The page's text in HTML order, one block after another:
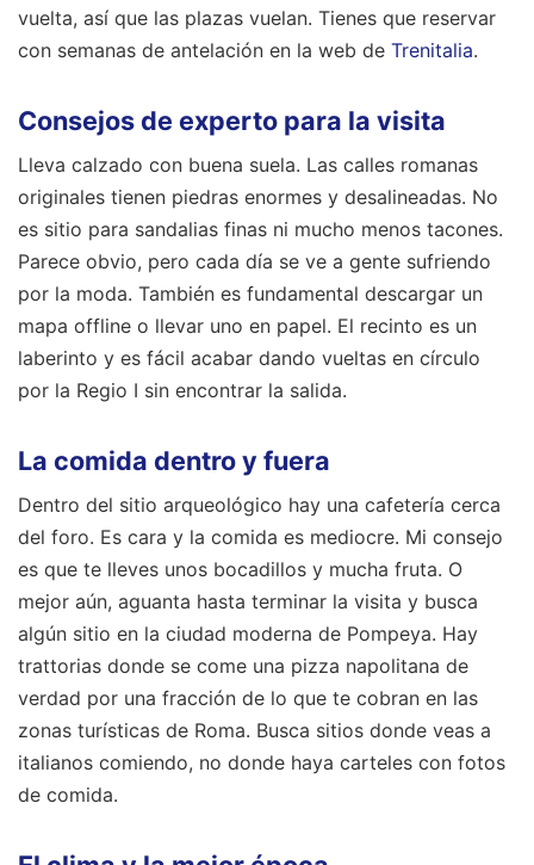
vuelta, así que las plazas vuelan. Tienes que reservar
con semanas de antelación en la web de Trenitalia.
Consejos de experto para la visita
Lleva calzado con buena suela. Las calles romanas
originales tienen piedras enormes y desalineadas. No
es sitio para sandalias finas ni mucho menos tacones.
Parece obvio, pero cada día se ve a gente sufriendo
por la moda. También es fundamental descargar un
mapa offline o llevar uno en papel. El recinto es un
laberinto y es fácil acabar dando vueltas en círculo
por la Regio I sin encontrar la salida.
La comida dentro y fuera
Dentro del sitio arqueológico hay una cafetería cerca
del foro. Es cara y la comida es mediocre. Mi consejo
es que te lleves unos bocadillos y mucha fruta. O
mejor aún, aguanta hasta terminar la visita y busca
algún sitio en la ciudad moderna de Pompeya. Hay
trattorias donde se come una pizza napolitana de
verdad por una fracción de lo que te cobran en las
zonas turísticas de Roma. Busca sitios donde veas a
italianos comiendo, no donde haya carteles con fotos
de comida.